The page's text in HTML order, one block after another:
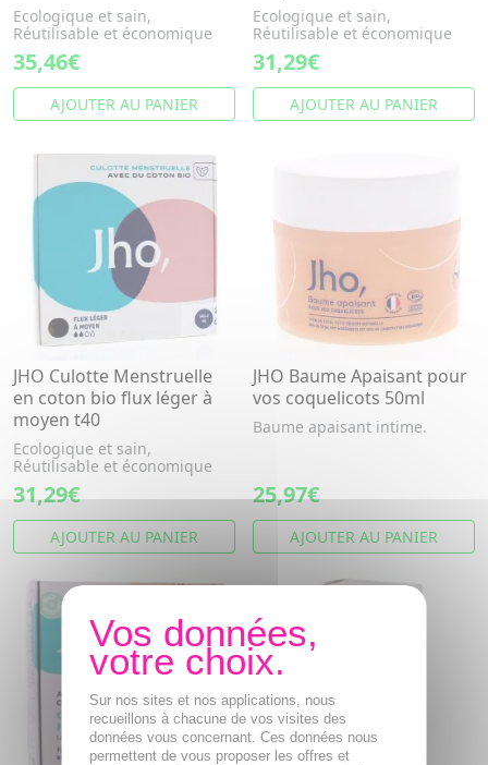
Ecologique et sain,
Réutilisable et économique
35,46€
AJOUTER AU PANIER
Ecologique et sain,
Réutilisable et économique
31,29€
AJOUTER AU PANIER
JHO Culotte Menstruelle
en coton bio flux léger à
moyen t40
Ecologique et sain,
Réutilisable et économique
31,29€
AJOUTER AU PANIER
JHO Baume Apaisant pour
vos coquelicots 50ml
Baume apaisant intime.
25,97€
AJOUTER AU PANIER
Sur nos sites et nos applications, nous
recueillons à chacune de vos visites des
données vous concernant. Ces données nous
permettent de vous proposer les offres et